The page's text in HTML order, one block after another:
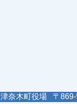
津奈木町役場 〒